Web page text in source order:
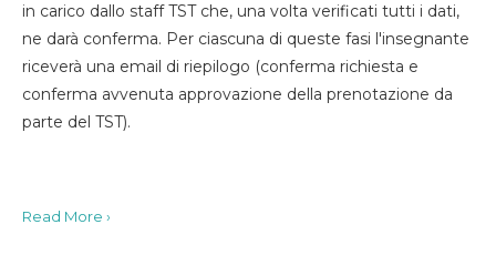
in carico dallo staff TST che, una volta verificati tutti i dati,
ne darà conferma. Per ciascuna di queste fasi l'insegnante
riceverà una email di riepilogo (conferma richiesta e
conferma avvenuta approvazione della prenotazione da
parte del TST).
Read More ›